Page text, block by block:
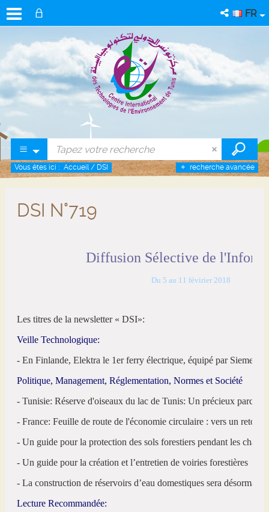
FR
recherche avancée
Vous êtes ici : Accueil / DSI
DSI N°719